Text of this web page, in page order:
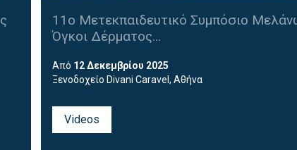
11ο Μετεκπαιδευτικό Συμπόσιο
Όγκοι Δέρματος...
Από 12 Δεκεμβρίου 2025
Ξενοδοχείο Divani Caravel, Αθήνα
Videos